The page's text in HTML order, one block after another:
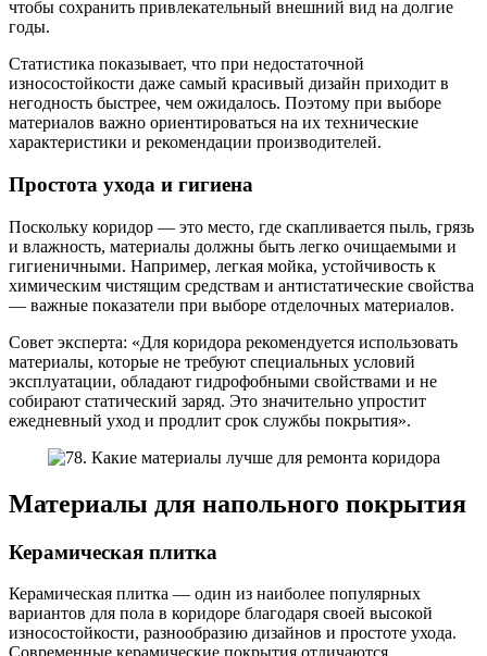
чтобы сохранить привлекательный внешний вид на долгие
годы.
Статистика показывает, что при недостаточной
износостойкости даже самый красивый дизайн приходит в
негодность быстрее, чем ожидалось. Поэтому при выборе
материалов важно ориентироваться на их технические
характеристики и рекомендации производителей.
Простота ухода и гигиена
Поскольку коридор — это место, где скапливается пыль, грязь
и влажность, материалы должны быть легко очищаемыми и
гигиеничными. Например, легкая мойка, устойчивость к
химическим чистящим средствам и антистатические свойства
— важные показатели при выборе отделочных материалов.
Совет эксперта: «Для коридора рекомендуется использовать
материалы, которые не требуют специальных условий
эксплуатации, обладают гидрофобными свойствами и не
собирают статический заряд. Это значительно упростит
ежедневный уход и продлит срок службы покрытия».
Материалы для напольного покрытия
Керамическая плитка
Керамическая плитка — один из наиболее популярных
вариантов для пола в коридоре благодаря своей высокой
износостойкости, разнообразию дизайнов и простоте ухода.